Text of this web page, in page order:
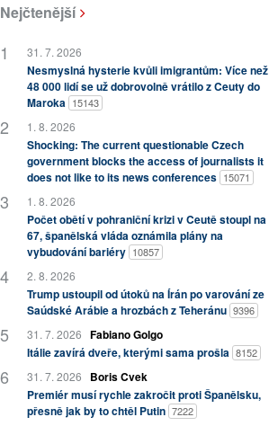
Nejčtenější
31. 7. 2026
Nesmyslná hysterie kvůli imigrantům: Více než
48 000 lidí se už dobrovolně vrátilo z Ceuty do
Maroka 15143
1. 8. 2026
Shocking: The current questionable Czech
government blocks the access of journalists it
does not like to its news conferences 15071
1. 8. 2026
Počet obětí v pohraniční krizi v Ceutě stoupl na
67, španělská vláda oznámila plány na
vybudování bariéry 10857
2. 8. 2026
Trump ustoupil od útoků na Írán po varování ze
Saúdské Arábie a hrozbách z Teheránu 9396
31. 7. 2026 Fabiano Golgo
Itálie zavírá dveře, kterými sama prošla 8152
31. 7. 2026
Boris Cvek
Premiér musí rychle zakročit proti Španělsku,
přesně jak by to chtěl Putin 7222